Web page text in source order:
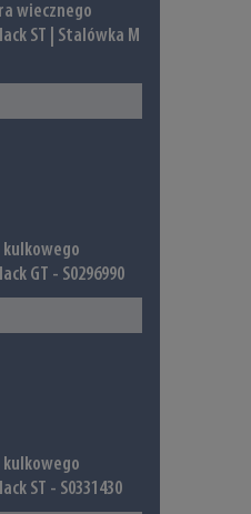
wiecznego
ST | Stalówka M
kulkowego
GT - S0296990
kulkowego
ST - S0331430